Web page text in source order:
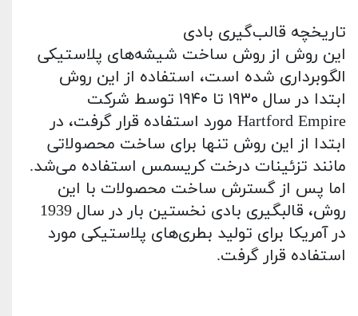
تاریخچه قالب‌گیری بادی
این روش از روش ساخت شیشه‌های پلاستیکی
الگوبرداری شده است، استفاده از این روش
ابتدا در سال ۱۹۳۰ تا ۱۹۴۰ توسط شرکت
Hartford Empire مورد استفاده قرار گرفت، در
ابتدا از این روش تنها برای ساخت محصولاتی
مانند تزئینات درخت کریسمس استفاده می‌شد.
اما پس از گسترش ساخت محصولات با این
روش، قالبگیری بادی نخستین بار در سال 1939
در آمریکا برای تولید بطری‌های پلاستیکی مورد
استفاده قرار گرفت.